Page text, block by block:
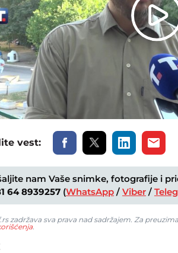
vest:
nam Vaše snimke, fotografije i
64 8939257 (WhatsApp / Viber /
zadržava sva prava nad sadržajem. Za